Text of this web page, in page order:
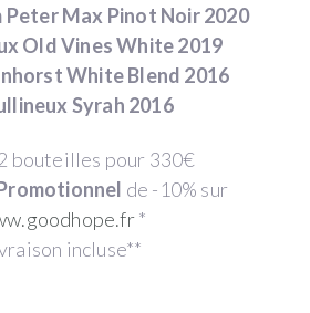
Max Pinot Noir 2020
Old Vines White 2019
White Blend 2016
Syrah 2016
bouteilles pour 330€
de -10% sur
*
incluse**